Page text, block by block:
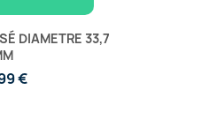
DIAMETRE 33,7
€